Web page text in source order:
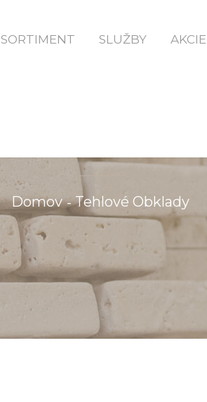
SORTIMENT SLUŽBY AKCIE
Domov Tehlové Obklady